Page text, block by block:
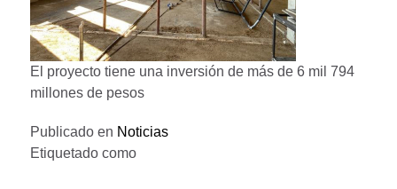
El proyecto tiene una inversión de más de 6 mil 794
millones de pesos
Publicado en Noticias
Etiquetado como